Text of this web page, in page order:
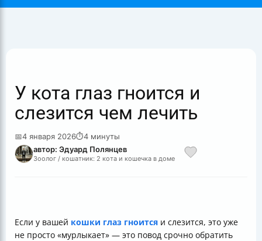
У кота глаз гноится и
слезится чем лечить
📅4 января 2026⏱4 минуты
автор: Эдуард Полянцев
Зоолог / кошатник: 2 кота и кошечка в доме
Если у вашей кошки глаз гноится и слезится, это уже
не просто «мурлыкает» — это повод срочно обратить